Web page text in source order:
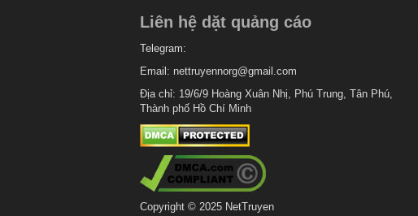
Chapter 15
Chapter 14
Chapter 12
Chapter 11
Chapter 10
Chapter 9
Liên hệ dặt quảng cáo
Telegram:
Email: nettruyennorg@gmail.com
Địa chỉ: 19/6/9 Hoàng Xuân Nhị, Phú Trung, Tân Phú,
Thành phố Hồ Chí Minh
Copyright © 2025 NetTruyen